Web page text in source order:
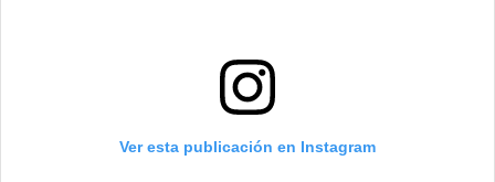
Ver esta publicación en Instagram